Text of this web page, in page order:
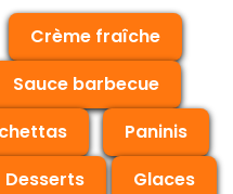
Crème fraîche
Sauce barbecue
Paninis
Desserts
Glaces